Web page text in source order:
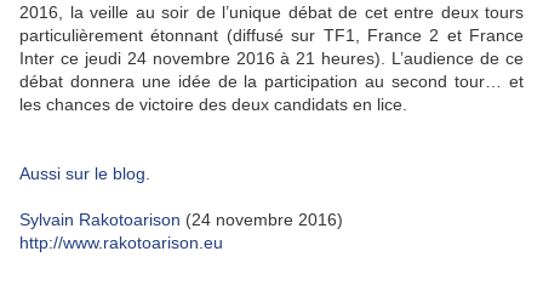
2016, la veille au soir de l’unique débat de cet entre deux tours
particulièrement étonnant (diffusé sur TF1, France 2 et France
Inter ce jeudi 24 novembre 2016 à 21 heures). L’audience de ce
débat donnera une idée de la participation au second tour… et
les chances de victoire des deux candidats en lice.
Aussi sur le blog.
Sylvain Rakotoarison (24 novembre 2016)
http://www.rakotoarison.eu